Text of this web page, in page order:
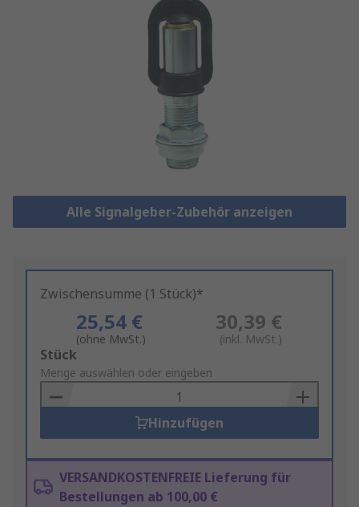
Alle Signalgeber-Zubehör anzeigen
Zwischensumme (1 Stück)*
25,54 €
(ohne MwSt.)
30,39 €
(inkl. MwSt.)
Add
to
Basket
Stück
Menge auswählen oder eingeben
Hinzufügen
VERSANDKOSTENFREIE Lieferung für
Bestellungen ab 100,00 €